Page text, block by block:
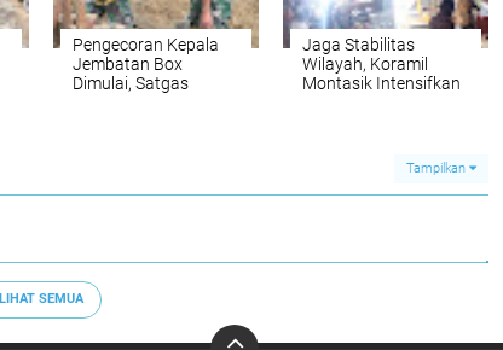
Pengecoran Kepala
Jembatan Box
Dimulai, Satgas
Jaga Stabilitas
Wilayah, Koramil
Montasik Intensifkan
Tampilkan
LIHAT SEMUA